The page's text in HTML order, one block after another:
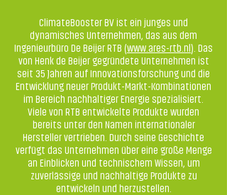
ClimateBooster BV ist ein junges und
dynamisches Unternehmen, das aus dem
Ingenieurbüro De Beijer RTB (www.ares-rtb.nl). Das
von Henk de Beijer gegründete Unternehmen ist
seit 35 Jahren auf Innovationsforschung und die
Entwicklung neuer Produkt-Markt-Kombinationen
im Bereich nachhaltiger Energie spezialisiert.
Viele von RTB entwickelte Produkte wurden
bereits unter den Namen internationaler
Hersteller vertrieben. Durch seine Geschichte
verfügt das Unternehmen über eine große Menge
an Einblicken und technischem Wissen, um
zuverlässige und nachhaltige Produkte zu
entwickeln und herzustellen.